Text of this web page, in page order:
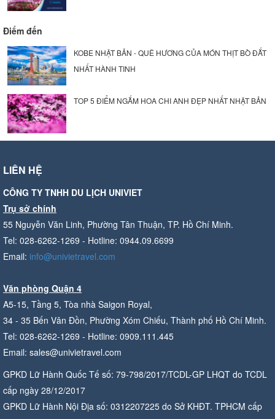
Điểm đến
KOBE NHẬT BẢN - QUÊ HƯƠNG CỦA MÓN THỊT BÒ ĐẮT
NHẤT HÀNH TINH
TOP 5 ĐIỂM NGẮM HOA CHI ANH ĐẸP NHẤT NHẬT BẢN
LIÊN HỆ
CÔNG TY TNHH DU LỊCH UNIVIET
Trụ sở chính
55 Nguyễn Văn Linh, Phường Tân Thuận, TP. Hồ Chí Minh.
Tel: 028-6262-1269 - Hotline: 0944.09.6699
Email: info@univietravel.com
Văn phòng Quận 4
A5-15, Tầng 5, Tòa nhà Saigon Royal,
34 - 35 Bến Vân Đồn, Phường Xóm Chiếu, Thành phố Hồ Chí Minh.
Tel: 028-6262-1269 - Hotline: 0909.111.445
Email: sales@univietravel.com
GPKD Lữ Hành Quốc Tế số: 79-798/2017/TCDL-GP LHQT do TCDL
cấp ngày 28/12/2017
GPKD Lữ Hành Nội Địa số: 0312207225 do Sở KHĐT. TPHCM cấp